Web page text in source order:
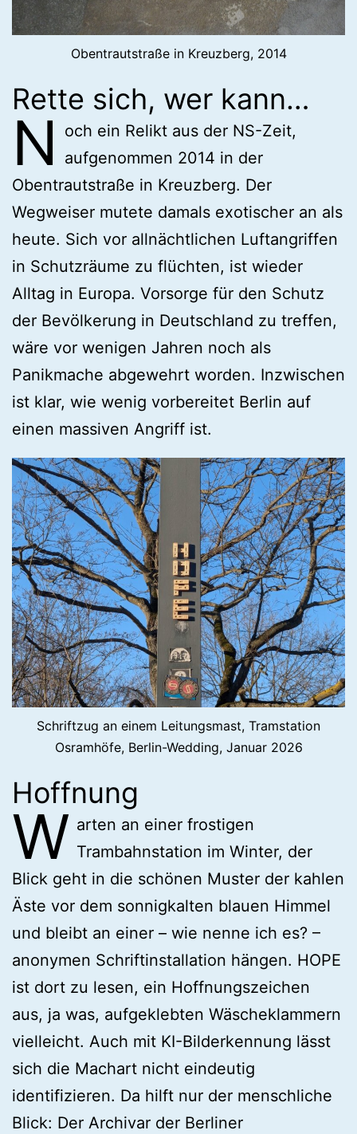
Obentrautstraße in Kreuzberg, 2014
Rette sich, wer kann…
N
och ein Relikt aus der NS-Zeit,
aufgenommen 2014 in der
Obentrautstraße in Kreuzberg. Der
Wegweiser mutete damals exotischer an als
heute. Sich vor allnächtlichen Luftangriffen
in Schutzräume zu flüchten, ist wieder
Alltag in Europa. Vorsorge für den Schutz
der Bevölkerung in Deutschland zu treffen,
wäre vor wenigen Jahren noch als
Panikmache abgewehrt worden. Inzwischen
ist klar, wie wenig vorbereitet Berlin auf
einen massiven Angriff ist.
Schriftzug an einem Leitungsmast, Tramstation
Osramhöfe, Berlin-Wedding, Januar 2026
Hoffnung
W arten an einer frostigen
Trambahnstation im Winter, der
Blick geht in die schönen Muster der kahlen
Äste vor dem sonnigkalten blauen Himmel
und bleibt an einer – wie nenne ich es? –
anonymen Schriftinstallation hängen. HOPE
ist dort zu lesen, ein Hoffnungszeichen
aus, ja was, aufgeklebten Wäscheklammern
vielleicht. Auch mit KI-Bilderkennung lässt
sich die Machart nicht eindeutig
identifizieren. Da hilft nur der menschliche
Blick: Der Archivar der Berliner